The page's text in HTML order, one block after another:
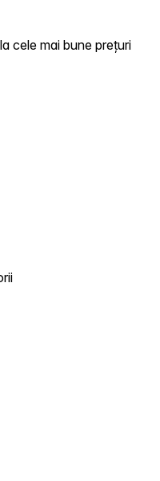
cele mai bune prețuri